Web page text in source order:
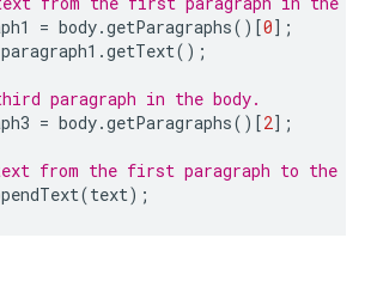
= body.getParagraphs()[0];
paragraph1 .getText();
paragraph in the body.
= body.getParagraphs()[2];
from the first paragraph to the
(text);